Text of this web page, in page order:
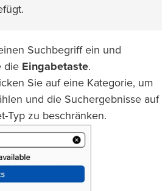
Suchbegriff ein und
die Eingabetaste.
Sie auf eine Kategorie, um
und die Suchergebnisse auf
Typ zu beschränken.